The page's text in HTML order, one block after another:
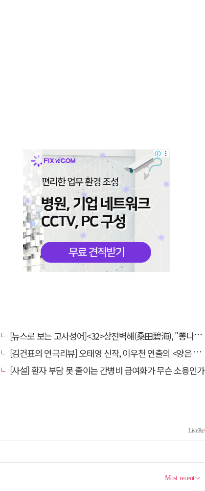
[뉴스로 보는 고사성어]<32>상전벽해(桑田碧海), "뽕나무밭이 푸른 바다가 되었다."
[김건표의 연극리뷰] 오태영 신작, 이우천 연출의 <양은 양순하다>"국민을 온순한 양으로 길들이는 전체주의적 정치의 알레고리"
[사설] 환자 부담 못 줄이는 간병비 급여화가 무슨 소용인가